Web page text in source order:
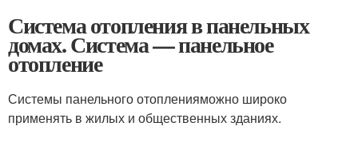
Система отопления в панельных
домах. Система — панельное
отопление
Системы панельного отопленияможно широко
применять в жилых и общественных зданиях.